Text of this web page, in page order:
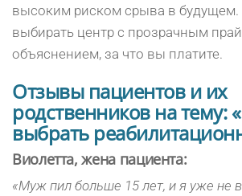
высоким риском срыва в
выбирать центр с прозрачным
объяснением, за что вы платите.
Отзывы пациентов и их
родственников на тему:
выбрать
Виолетта, жена пациента:
«Муж пил больше 15 лет, и я уже не